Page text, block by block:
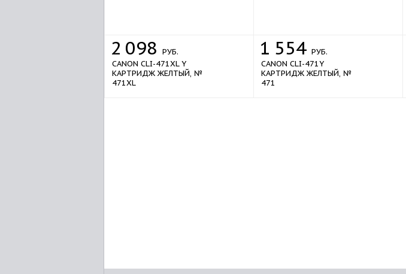
2 098 РУБ.
CANON CLI-471XL Y
КАРТРИДЖ ЖЕЛТЫЙ, №
471XL
1 554 РУБ.
CANON CLI-471Y
КАРТРИДЖ ЖЕЛТЫЙ, №
471